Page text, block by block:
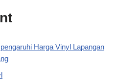
Harga Vinyl Lapangan